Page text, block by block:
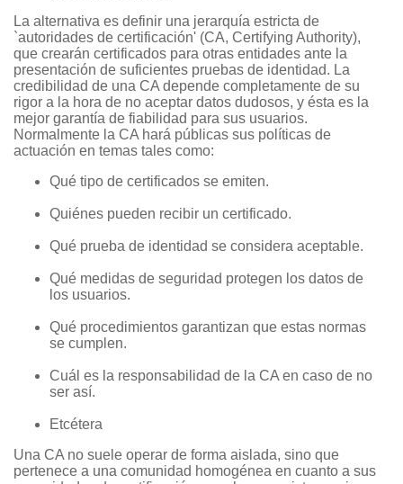
La alternativa es definir una jerarquía estricta de
`autoridades de certificación' (CA, Certifying Authority),
que crearán certificados para otras entidades ante la
presentación de suficientes pruebas de identidad. La
credibilidad de una CA depende completamente de su
rigor a la hora de no aceptar datos dudosos, y ésta es la
mejor garantía de fiabilidad para sus usuarios.
Normalmente la CA hará públicas sus políticas de
actuación en temas tales como:
Qué tipo de certificados se emiten.
Quiénes pueden recibir un certificado.
Qué prueba de identidad se considera aceptable.
Qué medidas de seguridad protegen los datos de
los usuarios.
Qué procedimientos garantizan que estas normas
se cumplen.
Cuál es la responsabilidad de la CA en caso de no
ser así.
Etcétera
Una CA no suele operar de forma aislada, sino que
pertenece a una comunidad homogénea en cuanto a sus